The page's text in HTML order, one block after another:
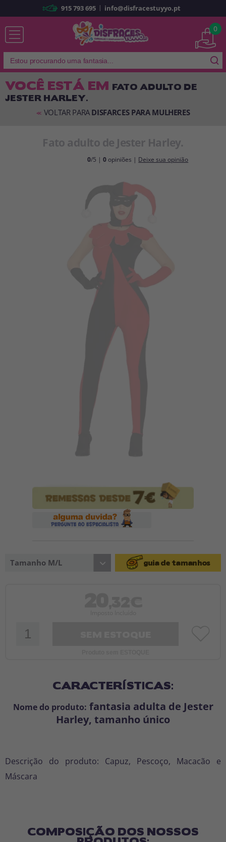
Já sou cliente
Lembrar-me Esqueceu sua senha?
É a minha primeira vez
disfracestuyyo.pt, você poderá fazer suas
compras rapidamente em nossa loja virtual, verificar o status de seus
pedidos e consultar suas operações anteriores.
Vá em frente! Estávamos esperando por você.
CRIAR CONTA
915 793 695 | info@disfracestuyyo.pt
0
VOCÊ ESTÁ EM FATO ADULTO DE
JESTER HARLEY.
<< VOLTAR PARA DISFARCES PARA MULHERES
Fato adulto de Jester Harley.
0/5 |0 opiniões | Deixe sua opinião
Tamanho M/L guia de tamanhos
CARACTERÍSTICAS:
Nome do produto: fantasia adulta de Jester
Harley, tamanho único
Descrição do produto: Capuz, Pescoço, Macacão e
Máscara
COMPOSIÇÃO DOS NOSSOS